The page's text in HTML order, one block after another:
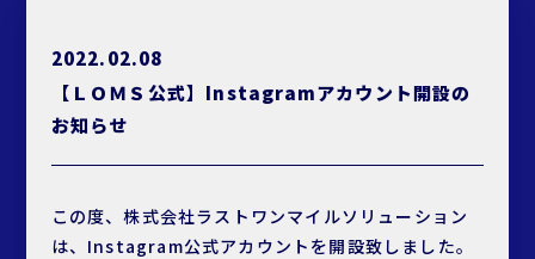
2022.02.08
【ＬＯＭＳ公式】Instagramアカウント開設の
お知らせ
この度、株式会社ラストワンマイルソリューション
は、Instagram公式アカウントを開設致しました。